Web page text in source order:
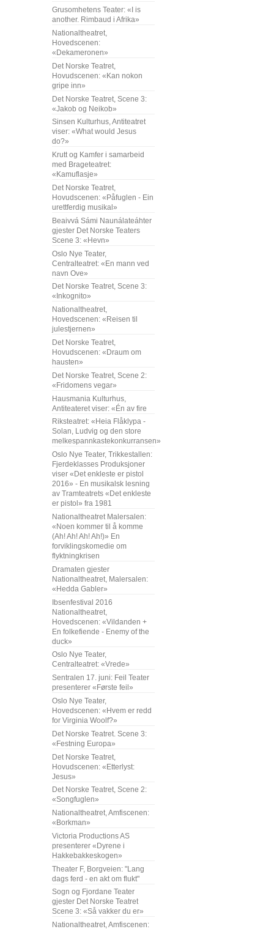
Grusomhetens Teater: «I is
another. Rimbaud i Afrika»
Nationaltheatret,
Hovedscenen:
«Dekameronen»
Det Norske Teatret,
Hovudscenen: «Kan nokon
gripe inn»
Det Norske Teatret, Scene 3:
«Jakob og Neikob»
Sinsen Kulturhus, Antiteatret
viser: «What would Jesus
do?»
Krutt og Kamfer i samarbeid
med Brageteatret:
«Kamuflasje»
Det Norske Teatret,
Hovudscenen: «Påfuglen - Ein
urettferdig musikal»
Beaivvá Sámi Naunálateáhter
gjester Det Norske Teaters
Scene 3: «Hevn»
Oslo Nye Teater,
Centralteatret: «En mann ved
navn Ove»
Det Norske Teatret, Scene 3:
«Inkognito»
Nationaltheatret,
Hovedscenen: «Reisen til
julestjernen»
Det Norske Teatret,
Hovudscenen: «Draum om
hausten»
Det Norske Teatret, Scene 2:
«Fridomens vegar»
Hausmania Kulturhus,
Antiteateret viser: «Én av fire
Riksteatret: «Heia Flåklypa -
Solan, Ludvig og den store
melkespannkastekonkurransen»
Oslo Nye Teater, Trikkestallen:
Fjerdeklasses Produksjoner
viser «Det enkleste er pistol
2016» - En musikalsk lesning
av Tramteatrets «Det enkleste
er pistol» fra 1981
Nationaltheatret Malersalen:
«Noen kommer til å komme
(Ah! Ah! Ah! Ah!)» En
forviklingskomedie om
flyktningkrisen
Dramaten gjester
Nationaltheatret, Malersalen:
«Hedda Gabler»
Ibsenfestival 2016
Nationaltheatret,
Hovedscenen: «Vildanden +
En folkefiende - Enemy of the
duck»
Oslo Nye Teater,
Centralteatret: «Vrede»
Sentralen 17. juni: Feil Teater
presenterer «Første feil»
Oslo Nye Teater,
Hovedscenen: «Hvem er redd
for Virginia Woolf?»
Det Norske Teatret. Scene 3:
«Festning Europa»
Det Norske Teatret,
Hovudscenen: «Etterlyst:
Jesus»
Det Norske Teatret, Scene 2:
«Songfuglen»
Nationaltheatret, Amfiscenen:
«Borkman»
Victoria Productions AS
presenterer «Dyrene i
Hakkebakkeskogen»
Theater F, Borgveien: "Lang
dags ferd - en akt om flukt"
Sogn og Fjordane Teater
gjester Det Norske Teatret
Scene 3: «Så vakker du er»
Nationaltheatret, Amfiscenen: